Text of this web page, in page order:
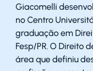
Giacomelli
no Centro
graduação em
Fesp/PR. O Direito
área que definiu